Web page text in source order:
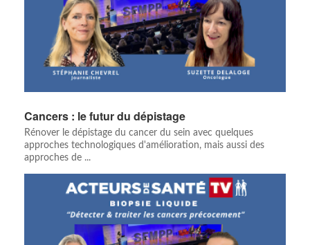
Cancers : le futur du dépistage
Rénover le dépistage du cancer du sein avec quelques
approches technologiques d'amélioration, mais aussi des
approches de ...